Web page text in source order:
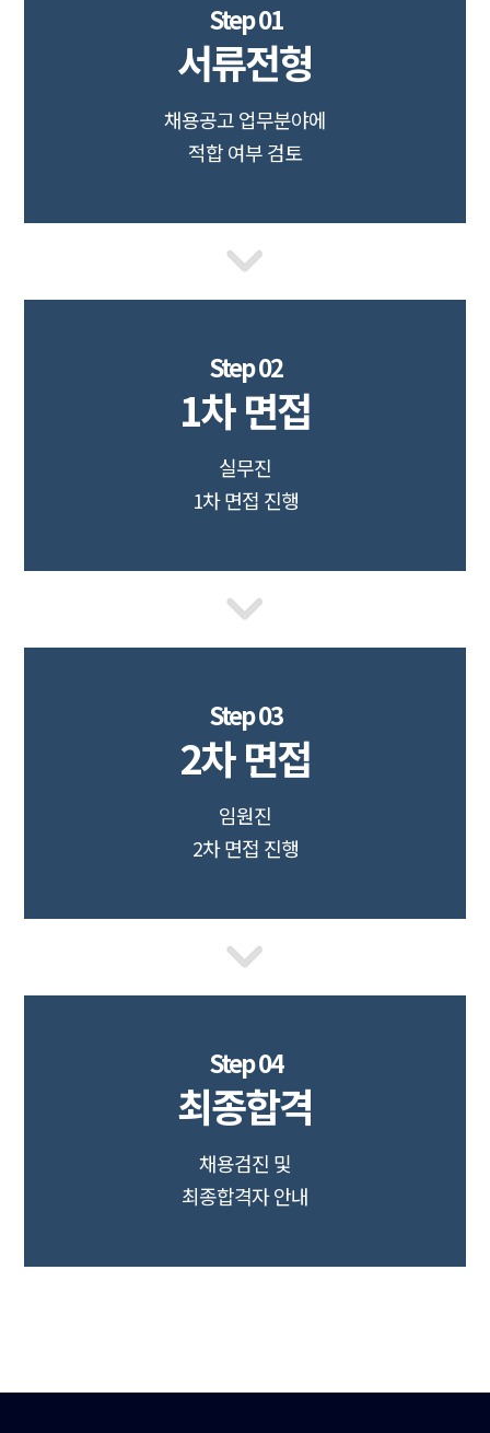
Step 01
서류전형
채용공고 업무분야에
적합 여부 검토
Step 02
1차 면접
실무진
1차 면접 진행
Step 03
2차 면접
임원진
2차 면접 진행
Step 04
최종합격
채용검진 및
최종합격자 안내